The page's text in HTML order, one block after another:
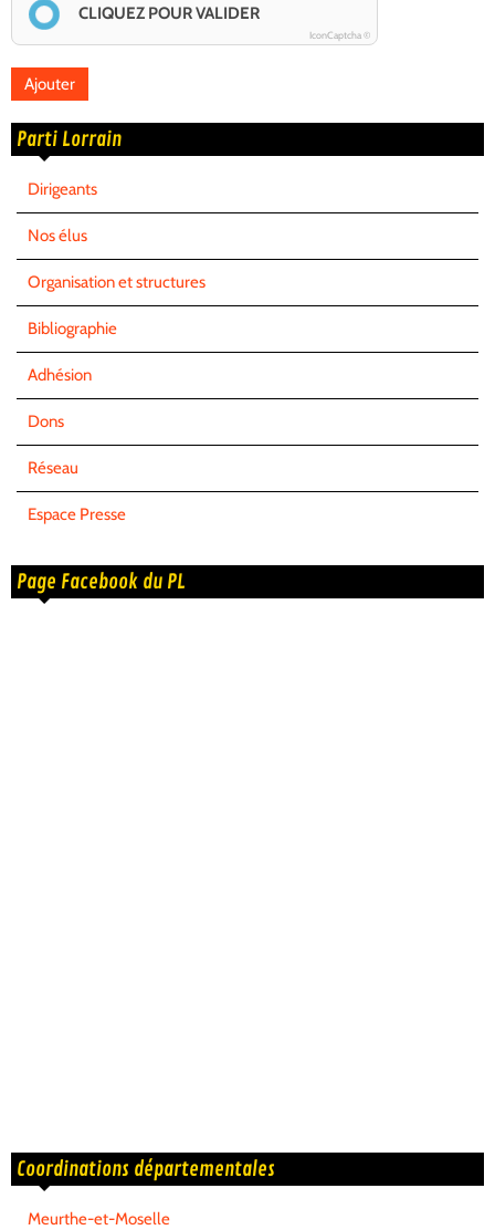
CLIQUEZ POUR VALIDER
IconCaptcha ©
Parti Lorrain
Dirigeants
Nos élus
Organisation et structures
Bibliographie
Adhésion
Dons
Réseau
Espace Presse
Page Facebook du PL
Coordinations départementales
Meurthe-et-Moselle